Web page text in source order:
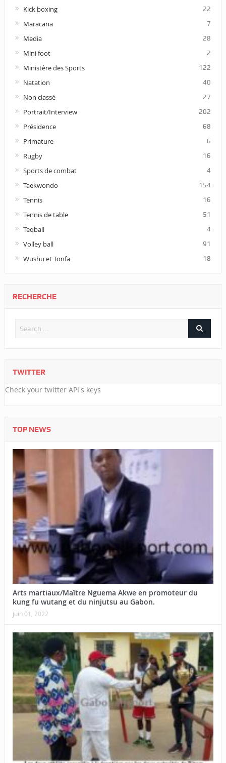
Kick boxing 22
Maracana 7
Media 28
Mini foot 2
Ministère des Sports 122
Natation 40
Non classé 27
Portrait/Interview 202
Présidence 68
Primature 6
Rugby 16
Sports de combat 4
Taekwondo 154
Tennis 16
Tennis de table 51
Teqball 4
Volley ball 91
Wushu et Tonfa 18
RECHERCHE
TWITTER
Check your twitter API's keys
TOP NEWS
Arts martiaux/Maître Nguema Akwe en promoteur du
kung fu wutang et du ninjutsu au Gabon.
juin 01, 2022